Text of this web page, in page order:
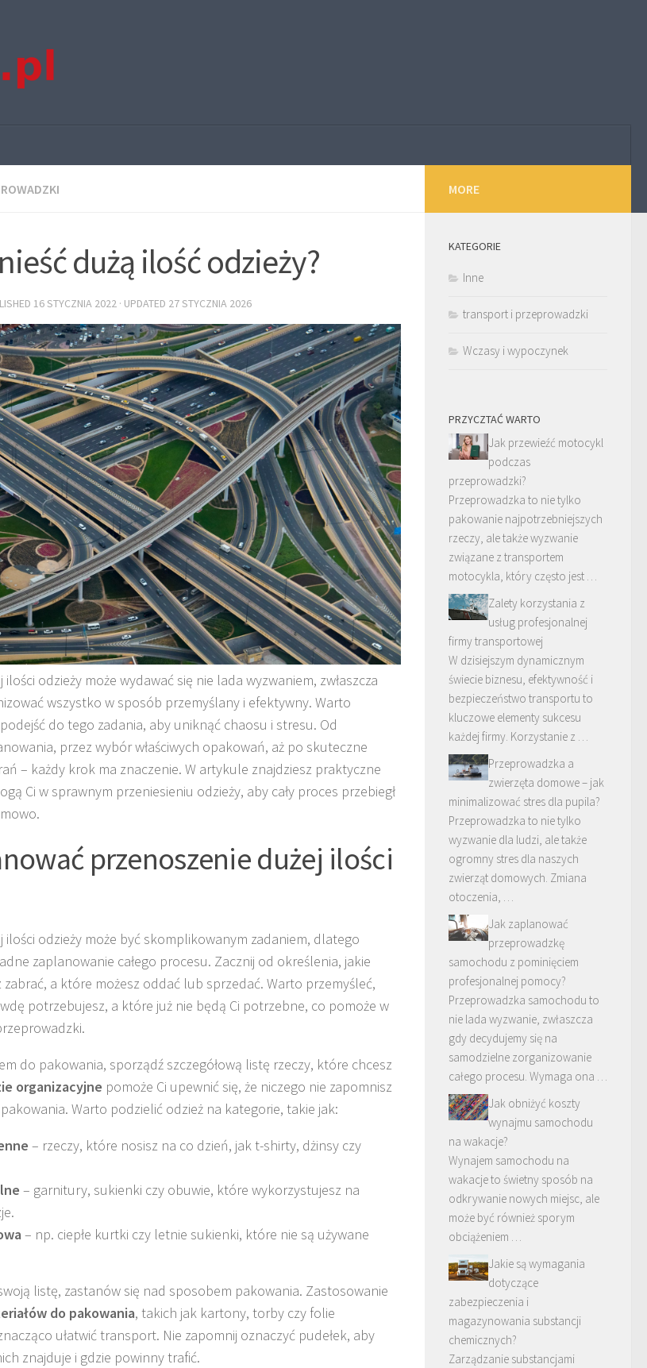
dużą ilość odzieży?
16 STYCZNIA 2022 · UPDATED 27 STYCZNIA 2026
odzieży może wydawać się nie lada wyzwaniem, zwłaszcza
wszystko w sposób przemyślany i efektywny. Warto
do tego zadania, aby uniknąć chaosu i stresu. Od
przez wybór właściwych opakowań, aż po skuteczne
– każdy krok ma znaczenie. W artykule znajdziesz praktyczne
Ci w sprawnym przeniesieniu odzieży, aby cały proces przebiegł
przenoszenie dużej ilości
ilości odzieży może być skomplikowanym zadaniem, dlatego
zaplanowanie całego procesu. Zacznij od określenia, jakie
zabrać, a które możesz oddać lub sprzedać. Warto przemyśleć,
potrzebujesz, a które już nie będą Ci potrzebne, co pomoże w
do pakowania, sporządź szczegółową listę rzeczy, które chcesz
organizacyjne pomoże Ci upewnić się, że niczego nie zapomnisz
Warto podzielić odzież na kategorie, takie jak:
– rzeczy, które nosisz na co dzień, jak t-shirty, dżinsy czy
– garnitury, sukienki czy obuwie, które wykorzystujesz na
– np. ciepłe kurtki czy letnie sukienki, które nie są używane
listę, zastanów się nad sposobem pakowania. Zastosowanie
do pakowania, takich jak kartony, torby czy folie
ułatwić transport. Nie zapomnij oznaczyć pudełek, aby
znajduje i gdzie powinny trafić.
MORE
KATEGORIE
Inne
transport i przeprowadzki
Wczasy i wypoczynek
PRZYCZTAĆ WARTO
Jak przewieźć motocykl
podczas
przeprowadzki?
Przeprowadzka to nie tylko
pakowanie najpotrzebniejszych
rzeczy, ale także wyzwanie
związane z transportem
motocykla, który często jest …
Zalety korzystania z
usług profesjonalnej
firmy transportowej
W dzisiejszym dynamicznym
świecie biznesu, efektywność i
bezpieczeństwo transportu to
kluczowe elementy sukcesu
każdej firmy. Korzystanie z …
Przeprowadzka a
zwierzęta domowe – jak
minimalizować stres dla pupila?
Przeprowadzka to nie tylko
wyzwanie dla ludzi, ale także
ogromny stres dla naszych
zwierząt domowych. Zmiana
otoczenia, …
Jak zaplanować
przeprowadzkę
samochodu z pominięciem
profesjonalnej pomocy?
Przeprowadzka samochodu to
nie lada wyzwanie, zwłaszcza
gdy decydujemy się na
samodzielne zorganizowanie
całego procesu. Wymaga ona …
Jak obniżyć koszty
wynajmu samochodu
na wakacje?
Wynajem samochodu na
wakacje to świetny sposób na
odkrywanie nowych miejsc, ale
może być również sporym
obciążeniem …
Jakie są wymagania
dotyczące
zabezpieczenia i
magazynowania substancji
chemicznych?
Zarządzanie substancjami